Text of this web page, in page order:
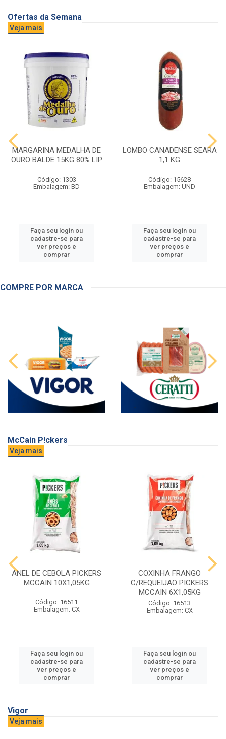
Ofertas da Semana
Veja mais
MARGARINA MEDALHA DE
OURO BALDE 15KG 80% LIP
Código: 1303
Embalagem: BD
Faça seu login ou
cadastre-se para
ver preços e
comprar
LOMBO CANADENSE SEARA
1,1 KG
Código: 15628
Embalagem: UND
Faça seu login ou
cadastre-se para
ver preços e
comprar
COMPRE POR MARCA
McCain P!ckers
Veja mais
ANEL DE CEBOLA PICKERS
MCCAIN 10X1,05KG
Código: 16511
Embalagem: CX
Faça seu login ou
cadastre-se para
ver preços e
comprar
COXINHA FRANGO
C/REQUEIJAO PICKERS
MCCAIN 6X1,05KG
Código: 16513
Embalagem: CX
Faça seu login ou
cadastre-se para
ver preços e
comprar
Vigor
Veja mais